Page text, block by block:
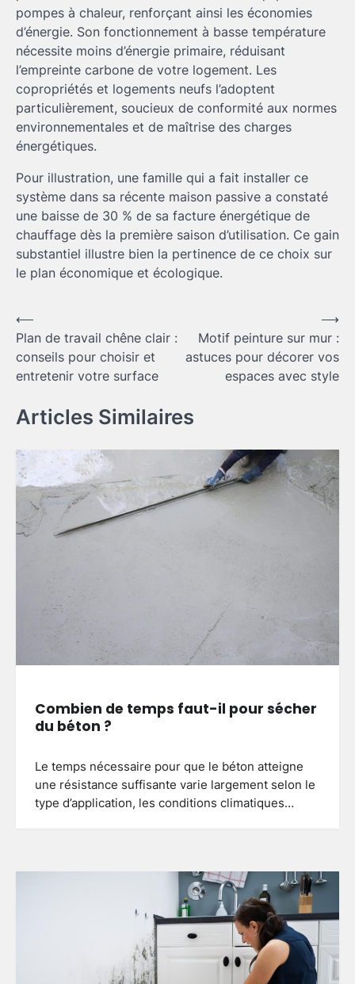
pompes à chaleur, renforçant ainsi les économies
d’énergie. Son fonctionnement à basse température
nécessite moins d’énergie primaire, réduisant
l’empreinte carbone de votre logement. Les
copropriétés et logements neufs l’adoptent
particulièrement, soucieux de conformité aux normes
environnementales et de maîtrise des charges
énergétiques.
Pour illustration, une famille qui a fait installer ce
système dans sa récente maison passive a constaté
une baisse de 30 % de sa facture énergétique de
chauffage dès la première saison d’utilisation. Ce gain
substantiel illustre bien la pertinence de ce choix sur
le plan économique et écologique.
Navigation
de
l’article
⟵
Plan de travail chêne clair :
conseils pour choisir et
entretenir votre surface
Motif peinture sur mur :
astuces pour décorer vos
espaces avec style
⟶
Articles Similaires
Combien de temps faut-il pour sécher
du béton ?
Le temps nécessaire pour que le béton atteigne
une résistance suffisante varie largement selon le
type d’application, les conditions climatiques…